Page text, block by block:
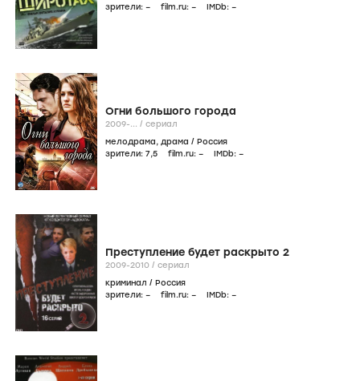
зрители: – film.ru: – IMDb: –
Огни большого города
2009-... / сериал
мелодрама, драма / Россия
зрители: 7,5 film.ru: – IMDb: –
Преступление будет раскрыто 2
2009-2010 / сериал
криминал / Россия
зрители: – film.ru: – IMDb: –